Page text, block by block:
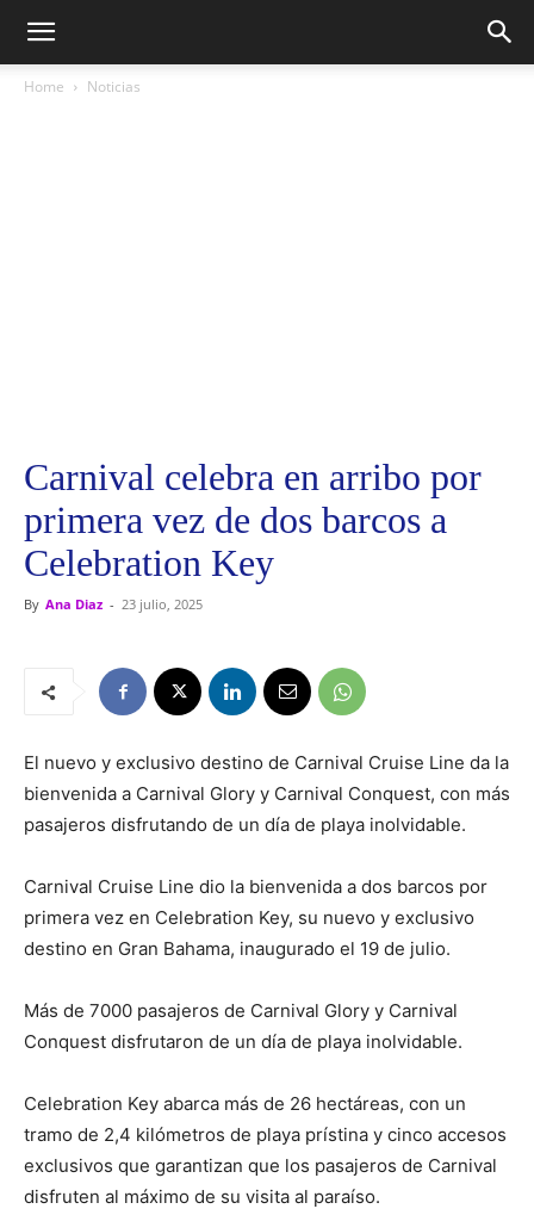
Home Noticias
Carnival celebra en arribo por
primera vez de dos barcos a
Celebration Key
By Ana Diaz - 23 julio, 2025
El nuevo y exclusivo destino de Carnival Cruise Line da la
bienvenida a Carnival Glory y Carnival Conquest, con más
pasajeros disfrutando de un día de playa inolvidable.
Carnival Cruise Line dio la bienvenida a dos barcos por
primera vez en Celebration Key, su nuevo y exclusivo
destino en Gran Bahama, inaugurado el 19 de julio.
Más de 7000 pasajeros de Carnival Glory y Carnival
Conquest disfrutaron de un día de playa inolvidable.
Celebration Key abarca más de 26 hectáreas, con un
tramo de 2,4 kilómetros de playa prístina y cinco accesos
exclusivos que garantizan que los pasajeros de Carnival
disfruten al máximo de su visita al paraíso.